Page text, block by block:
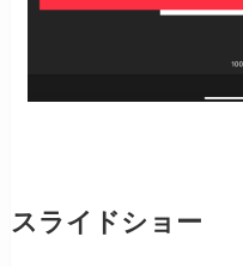
スライドショー